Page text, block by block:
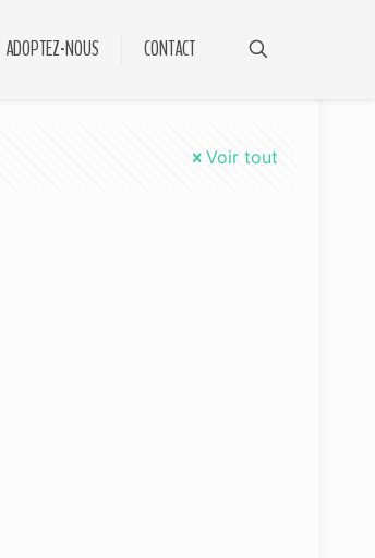
ADOPTEZ-NOUS CONTACT
Voir tout